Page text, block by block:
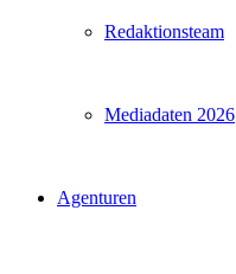
Redaktionsteam
Mediadaten 2026
Agenturen